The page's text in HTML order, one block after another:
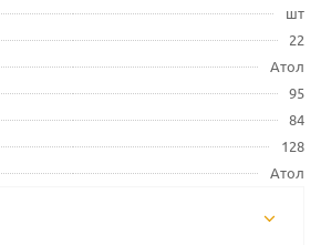
шт
22
Атол
95
84
128
Атол